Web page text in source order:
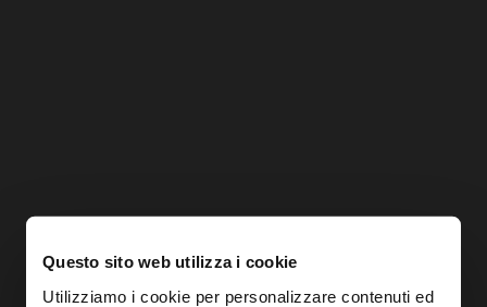
Questo sito web utilizza i cookie
Utilizziamo i cookie per personalizzare contenuti ed